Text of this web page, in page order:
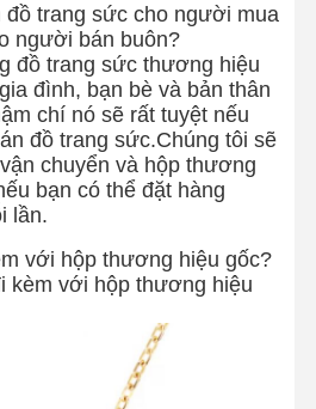
carat
đồ trang sức cho người mua
người bán buôn?
đồ trang sức thương hiệu
đình, bạn bè và bản thân
chí nó sẽ rất tuyệt nếu
đồ trang sức.Chúng tôi sẽ
chuyển và hộp thương
bạn có thể đặt hàng
lần.
với hộp thương hiệu gốc?
kèm với hộp thương hiệu